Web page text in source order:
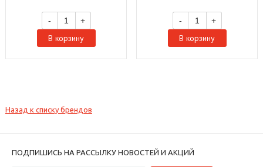
- +
В корзину
- +
В корзину
Назад к списку брендов
ПОДПИШИСЬ НА РАССЫЛКУ НОВОСТЕЙ И АКЦИЙ